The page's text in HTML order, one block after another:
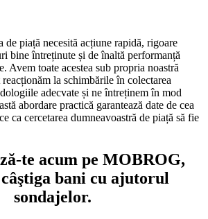
de piață necesită acțiune rapidă, rigoare
bine întreținute și de înaltă performanță
Avem toate acestea sub propria noastră
la schimbările în colectarea
adecvate și ne întreținem în mod
abordare practică garantează date de cea
ca cercetarea dumneavoastră de piață să fie
te acum pe MOBROG,
bani cu ajutorul
sondajelor.